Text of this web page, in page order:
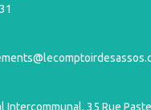
Intercommunal, 35 Rue